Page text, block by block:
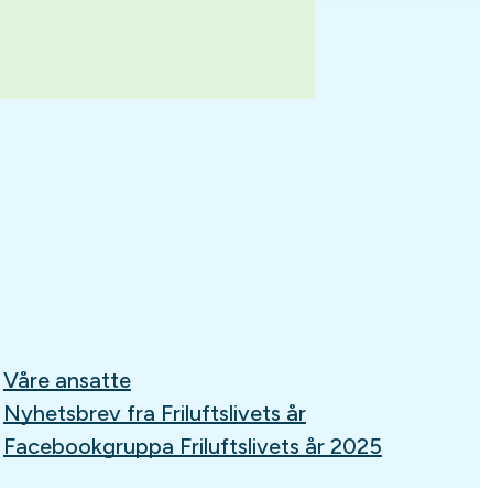
Våre ansatte
Nyhetsbrev fra Friluftslivets år
Facebookgruppa Friluftslivets år 2025